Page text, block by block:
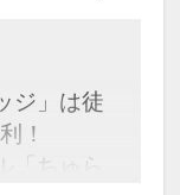
年10月
となりま
加代金が
ジ」は徒
！
「ちゅら